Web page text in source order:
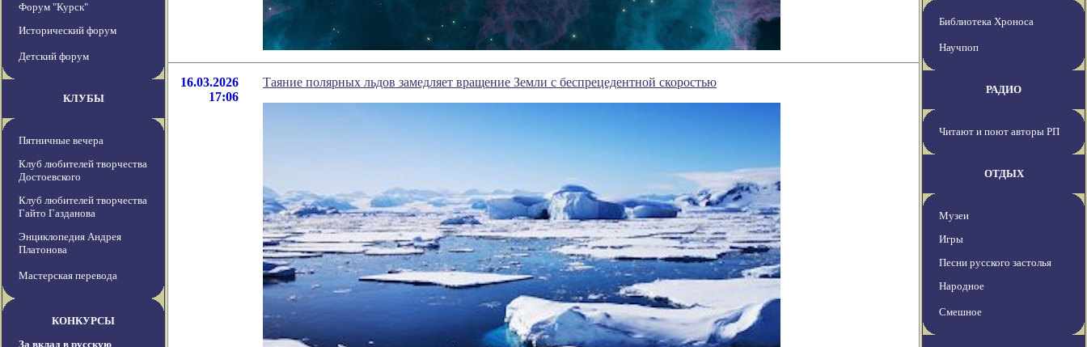
Форум "Курск"
Исторический форум
Детский форум
КЛУБЫ
Пятничные вечера
Клуб любителей творчества
Достоевского
Клуб любителей творчества
Гайто Газданова
Энциклопедия Андрея
Платонова
Мастерская перевода
КОНКУРСЫ
За вклад в русскую
16.03.2026
17:06
Таяние полярных льдов замедляет вращение Земли с беспрецедентной скоростью
Библиотека Хроноса
Научпоп
РАДИО
Читают и поют авторы РП
ОТДЫХ
Музеи
Игры
Песни русского застолья
Народное
Смешное